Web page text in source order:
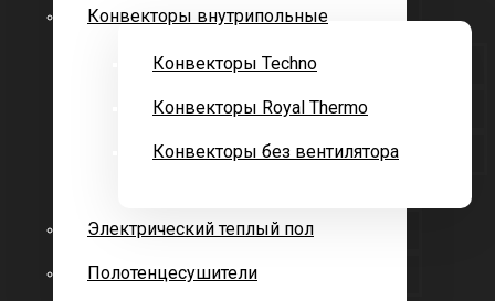
Конвекторы внутрипольные
Конвекторы Techno
Конвекторы Royal Thermo
Конвекторы без вентилятора
Электрический теплый пол
Полотенцесушители